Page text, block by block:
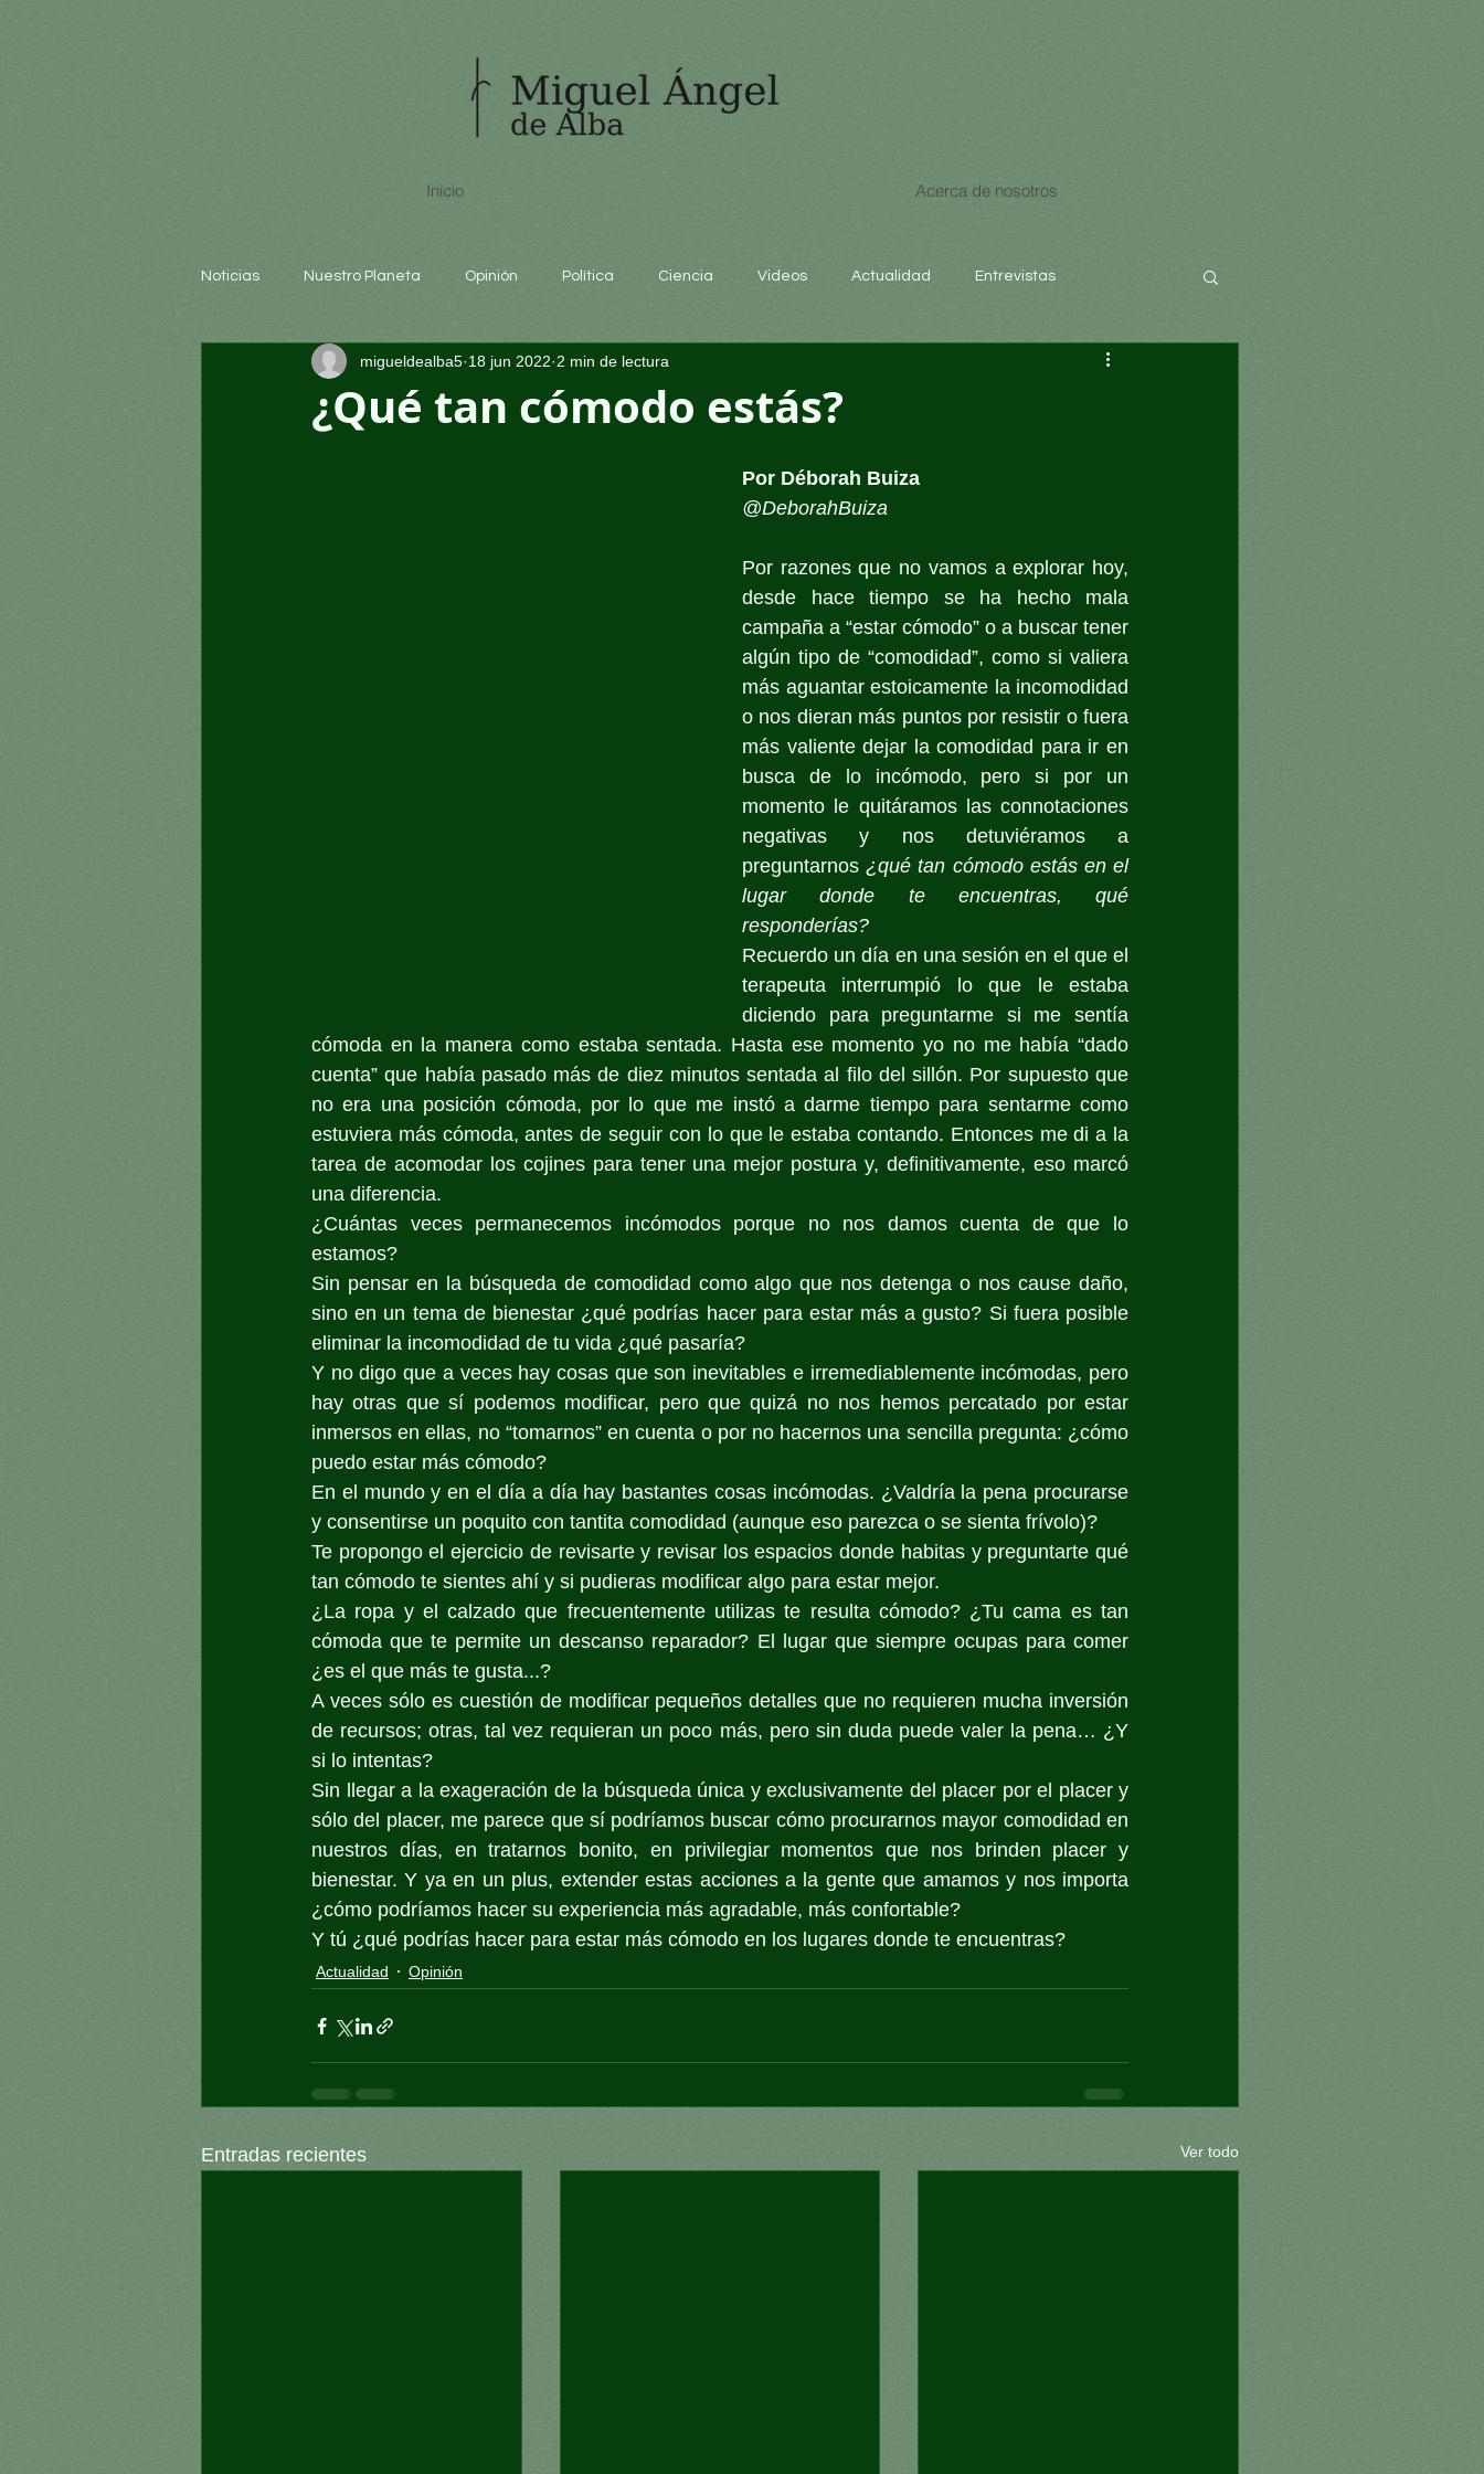
Inicio Acerca de nosotros
Noticias Nuestro Planeta Opinión Política Ciencia Videos Actualidad Entrevistas
Arte y cultura Educación educación
¿Qué tan cómodo estás?
migueldealba5 18 jun 2022 2 min de lectura
Por Déborah Buiza
@DeborahBuiza
Por razones que no vamos a explorar hoy,
desde hace tiempo se ha hecho mala
campaña a “estar cómodo” o a buscar tener
algún tipo de “comodidad”, como si valiera
más aguantar estoicamente la incomodidad
o nos dieran más puntos por resistir o fuera
más valiente dejar la comodidad para ir en
busca de lo incómodo, pero si por un
momento le quitáramos las connotaciones
negativas y nos detuviéramos a
preguntarnos ¿qué tan cómodo estás en el
lugar donde te encuentras, qué
responderías?
Recuerdo un día en una sesión en el que el
terapeuta interrumpió lo que le estaba
diciendo para preguntarme si me sentía
cómoda en la manera como estaba sentada. Hasta ese momento yo no me había “dado
cuenta” que había pasado más de diez minutos sentada al filo del sillón. Por supuesto que
no era una posición cómoda, por lo que me instó a darme tiempo para sentarme como
estuviera más cómoda, antes de seguir con lo que le estaba contando. Entonces me di a la
tarea de acomodar los cojines para tener una mejor postura y, definitivamente, eso marcó
una diferencia.
¿Cuántas veces permanecemos incómodos porque no nos damos cuenta de que lo
estamos?
Sin pensar en la búsqueda de comodidad como algo que nos detenga o nos cause daño,
sino en un tema de bienestar ¿qué podrías hacer para estar más a gusto? Si fuera posible
eliminar la incomodidad de tu vida ¿qué pasaría?
Y no digo que a veces hay cosas que son inevitables e irremediablemente incómodas, pero
hay otras que sí podemos modificar, pero que quizá no nos hemos percatado por estar
inmersos en ellas, no “tomarnos” en cuenta o por no hacernos una sencilla pregunta: ¿cómo
puedo estar más cómodo?
En el mundo y en el día a día hay bastantes cosas incómodas. ¿Valdría la pena procurarse
y consentirse un poquito con tantita comodidad (aunque eso parezca o se sienta frívolo)?
Te propongo el ejercicio de revisarte y revisar los espacios donde habitas y preguntarte qué
tan cómodo te sientes ahí y si pudieras modificar algo para estar mejor.
¿La ropa y el calzado que frecuentemente utilizas te resulta cómodo? ¿Tu cama es tan
cómoda que te permite un descanso reparador? El lugar que siempre ocupas para comer
¿es el que más te gusta...?
A veces sólo es cuestión de modificar pequeños detalles que no requieren mucha inversión
de recursos; otras, tal vez requieran un poco más, pero sin duda puede valer la pena… ¿Y
si lo intentas?
Sin llegar a la exageración de la búsqueda única y exclusivamente del placer por el placer y
sólo del placer, me parece que sí podríamos buscar cómo procurarnos mayor comodidad en
nuestros días, en tratarnos bonito, en privilegiar momentos que nos brinden placer y
bienestar. Y ya en un plus, extender estas acciones a la gente que amamos y nos importa
¿cómo podríamos hacer su experiencia más agradable, más confortable?
Y tú ¿qué podrías hacer para estar más cómodo en los lugares donde te encuentras?
Actualidad Opinión
Entradas recientes Ver todo